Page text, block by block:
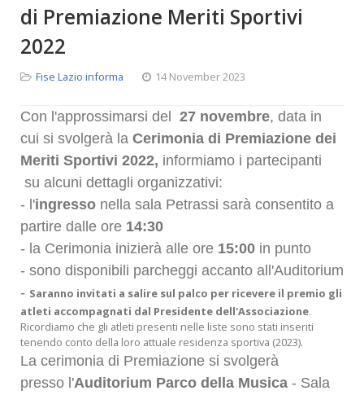
di Premiazione Meriti Sportivi
2022
Fise Lazio informa 14 November 2023
Con l'approssimarsi del 27 novembre, data in
cui si svolgerà la Cerimonia di Premiazione dei
Meriti Sportivi 2022, informiamo i partecipanti
su alcuni dettagli organizzativi:
- l'ingresso nella sala Petrassi sarà consentito a
partire dalle ore 14:30
- la Cerimonia inizierà alle ore 15:00 in punto
- sono disponibili parcheggi accanto all'Auditorium
- Saranno invitati a salire sul palco per ricevere il premio gli
atleti accompagnati dal Presidente dell'Associazione.
Ricordiamo che gli atleti presenti nelle liste sono stati inseriti
tenendo conto della loro attuale residenza sportiva (2023).
La cerimonia di Premiazione si svolgerà
presso l'Auditorium Parco della Musica - Sala